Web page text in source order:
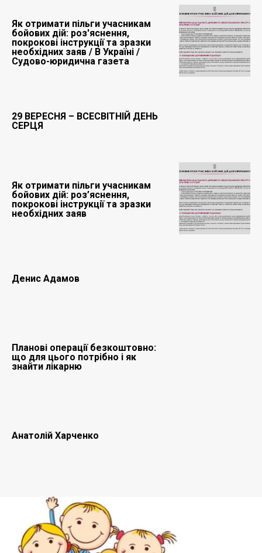
Як отримати пільги учасникам
бойових дій: роз'яснення,
покрокові інструкції та зразки
необхідних заяв / В Україні /
Судово-юридична газета
29 ВЕРЕСНЯ – ВСЕСВІТНІЙ ДЕНЬ
СЕРЦЯ
Як отримати пільги учасникам
бойових дій: роз’яснення,
покрокові інструкції та зразки
необхідних заяв
Денис Адамов
Планові операції безкоштовно:
що для цього потрібно і як
знайти лікарню
Анатолій Харченко